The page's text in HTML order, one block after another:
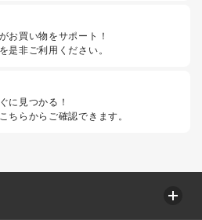
お買い物をサポート！
是非ご利用ください。
に見つかる！
ちらからご確認できます。